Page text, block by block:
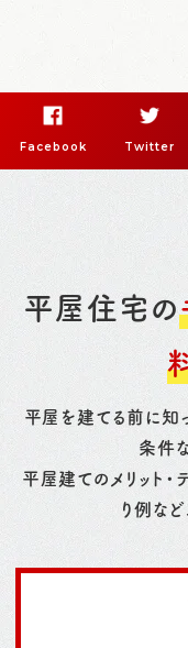
Facebook Twitter
平屋住宅の
平屋を建てる前に知
条件
平屋建てのメリット・
り例な